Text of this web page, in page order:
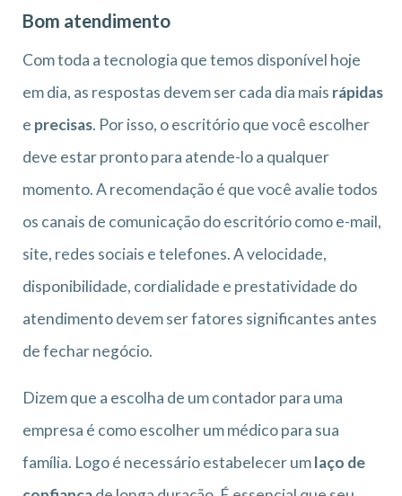
Bom atendimento
Com toda a tecnologia que temos disponível hoje
em dia, as respostas devem ser cada dia mais rápidas
e precisas. Por isso, o escritório que você escolher
deve estar pronto para atende-lo a qualquer
momento. A recomendação é que você avalie todos
os canais de comunicação do escritório como e-mail,
site, redes sociais e telefones. A velocidade,
disponibilidade, cordialidade e prestatividade do
atendimento devem ser fatores significantes antes
de fechar negócio.
Dizem que a escolha de um contador para uma
empresa é como escolher um médico para sua
família. Logo é necessário estabelecer umlaço de